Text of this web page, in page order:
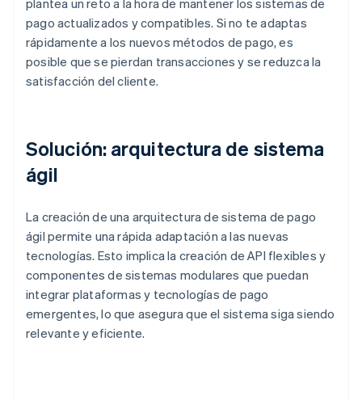
plantea un reto a la hora de mantener los sistemas de
pago actualizados y compatibles. Si no te adaptas
rápidamente a los nuevos métodos de pago, es
posible que se pierdan transacciones y se reduzca la
satisfacción del cliente.
Solución: arquitectura de sistema
ágil
La creación de una arquitectura de sistema de pago
ágil permite una rápida adaptación a las nuevas
tecnologías. Esto implica la creación de API flexibles y
componentes de sistemas modulares que puedan
integrar plataformas y tecnologías de pago
emergentes, lo que asegura que el sistema siga siendo
relevante y eficiente.